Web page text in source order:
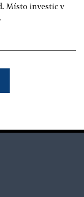
Místo investic v